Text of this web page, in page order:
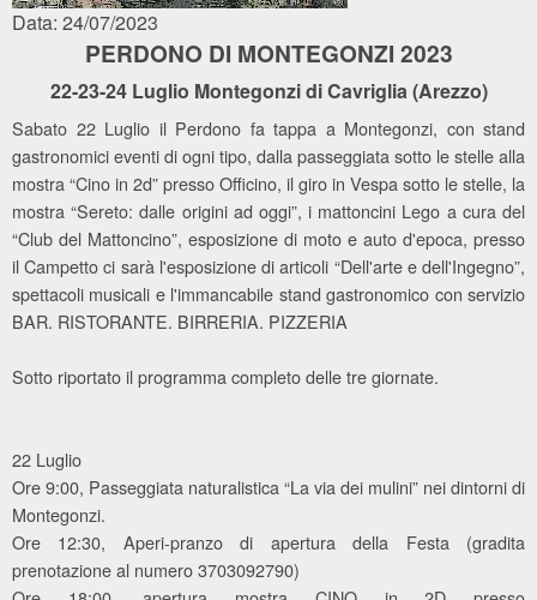
Data: 24/07/2023
PERDONO DI MONTEGONZI 2023
22-23-24 Luglio Montegonzi di Cavriglia (Arezzo)
Sabato 22 Luglio il Perdono fa tappa a Montegonzi, con stand
gastronomici eventi di ogni tipo, dalla passeggiata sotto le stelle alla
mostra “Cino in 2d” presso Officino, il giro in Vespa sotto le stelle, la
mostra “Sereto: dalle origini ad oggi”, i mattoncini Lego a cura del
“Club del Mattoncino”, esposizione di moto e auto d'epoca, presso
il Campetto ci sarà l'esposizione di articoli “Dell'arte e dell'Ingegno”,
spettacoli musicali e l'immancabile stand gastronomico con servizio
BAR. RISTORANTE. BIRRERIA. PIZZERIA
Sotto riportato il programma completo delle tre giornate.
22 Luglio
Ore 9:00, Passeggiata naturalistica “La via dei mulini” nei dintorni di
Montegonzi.
Ore 12:30, Aperi-pranzo di apertura della Festa (gradita
prenotazione al numero 3703092790)